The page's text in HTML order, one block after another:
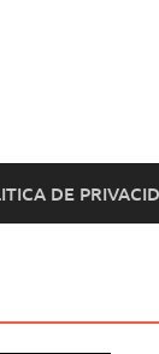
DE